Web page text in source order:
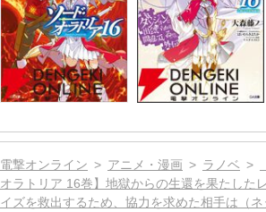
電撃オンライン アニメ・漫画 ラノベ
オラトリア 16巻】地獄からの生還を果たした
イズを救出するため、協力を求めた相手は（ネ